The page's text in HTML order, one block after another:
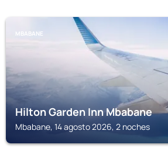
MBABANE
Hilton Garden Inn Mbabane
Mbabane, 14 agosto 2026, 2 noches